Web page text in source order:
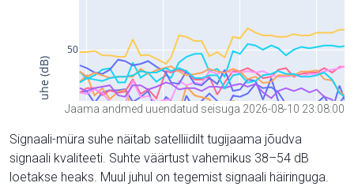
Jaama andmed uuendatud seisuga 2026-08-10 23:08:00
Signaali-müra suhe näitab satelliidilt tugijaama jõudva
signaali kvaliteeti. Suhte väärtust vahemikus 38–54 dB
loetakse heaks. Muul juhul on tegemist signaali häiringuga.